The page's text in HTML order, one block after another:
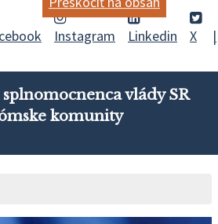
Instagram Linkedin X
vlády SR
komunity